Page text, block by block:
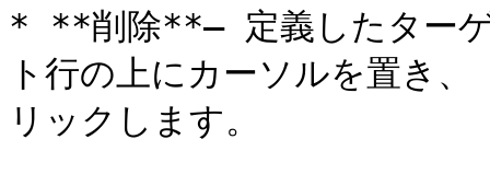
* **削除**– 定義したターゲ
ト行の上にカーソルを置き
リックします。